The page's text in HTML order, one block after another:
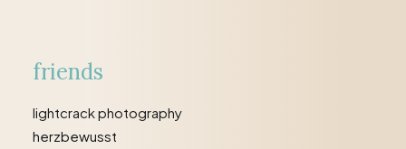
friends
lightcrack photography
herzbewusst